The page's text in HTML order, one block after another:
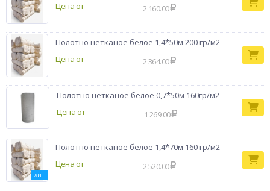
Цена от
2 160.00
Полотно нетканое белое 1,4*50м 200 гр/м2
Цена от
2 364.00
Полотно нетканое белое 0,7*50м 160гр/м2
Цена от
1 269.00
ХИТ
Полотно нетканое белое 1,4*70м 160 гр/м2
Цена от
2 520.00